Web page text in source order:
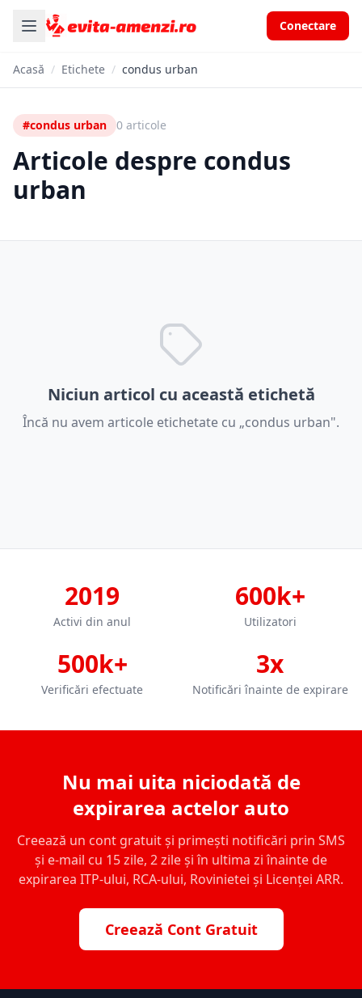
Conectare
Acasă / Etichete / condus urban
#condus urban 0 articole
Articole despre condus
urban
Niciun articol cu această etichetă
Încă nu avem articole etichetate cu „condus urban".
2019
Activi din anul
600k+
Utilizatori
500k+
Verificări efectuate
3x
Notificări înainte de expirare
Nu mai uita niciodată de
expirarea actelor auto
Creează un cont gratuit și primești notificări prin SMS
și e-mail cu 15 zile, 2 zile și în ultima zi înainte de
expirarea ITP-ului, RCA-ului, Rovinietei și Licenței ARR.
Creează Cont Gratuit